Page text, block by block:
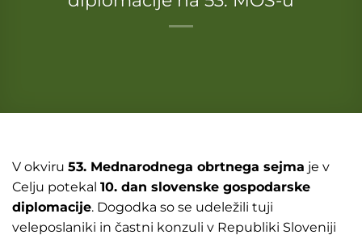
V okviru 53. Mednarodnega obrtnega sejma je v
Celju potekal 10. dan slovenske gospodarske
diplomacije. Dogodka so se udeležili tuji
veleposlaniki in častni konzuli v Republiki Sloveniji